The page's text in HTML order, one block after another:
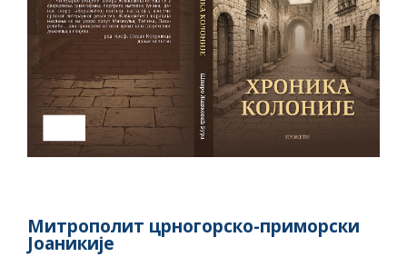
Митрополит црногорско-приморски
Јоаникије